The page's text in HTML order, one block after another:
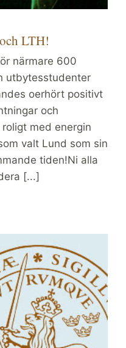
LTH!
närmare 600
utbytesstudenter
oerhört positivt
och
med energin
valt Lund som sin
tiden!Ni alla
[...]